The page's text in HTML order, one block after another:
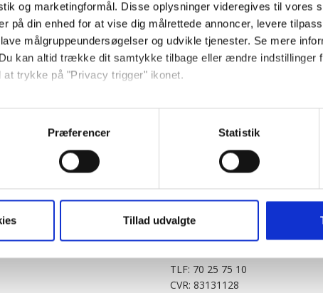
og marketingformål. Disse oplysninger videregives til vores
på din enhed for at vise dig målrettede annoncer, levere
målgruppeundersøgelser og udvikle tjenester. Se mere
kan altid trække dit samtykke tilbage eller ændre indstillinger
at trykke på "Privacy trigger" ikonet.
gerne:
om din placering, der kan være nøjagtig inden for få
baseret på en scanning af dens unikke karakteristika
må bruge egne cookies og cookies fra tredjeparter til at
generere statistik og huske dine præferencer samt til
tilbage. Du skal være opmærksom på, at vores hjemmeside
cookies eller tilbagetrækker et samtykke. Du kan læse mere
Præferencer Statistik
Tillad udvalgte
KitchenOne.dk
Jollyroom.dk
Outnorth.dk
Klikk.no
Alt.dk
Realityportalen.dk
BABY.DK
Story House Egmont A/S
Strødamvej 46
TLF: 70 25 75 10
CVR: 83131128